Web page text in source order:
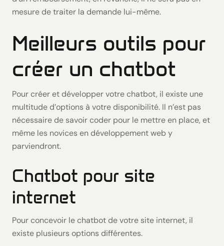
mesure de traiter la demande lui-même.
Meilleurs outils pour
créer un chatbot
Pour créer et développer votre chatbot, il existe une
multitude d’options à votre disponibilité. Il n’est pas
nécessaire de savoir coder pour le mettre en place, et
même les novices en développement web y
parviendront.
Chatbot pour site
internet
Pour concevoir le chatbot de votre site internet, il
existe plusieurs options différentes.